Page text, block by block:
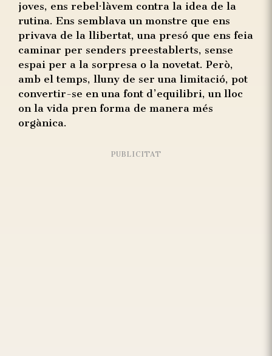
joves, ens rebel·làvem contra la idea de la
rutina. Ens semblava un monstre que ens
privava de la llibertat, una presó que ens feia
caminar per senders preestablerts, sense
espai per a la sorpresa o la novetat. Però,
amb el temps, lluny de ser una limitació, pot
convertir-se en una font d’equilibri, un lloc
on la vida pren forma de manera més
orgànica.
PUBLICITAT